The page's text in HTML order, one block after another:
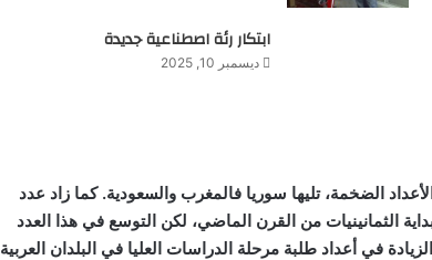
ابتكار رئة اصطناعية جديدة
ديسمبر 10, 2025
الضخمة، تليها سوريا فالمغرب والسعودية. كما زاد عدد
مقارنة بعددهم في بداية الثمانينيات من القرن الماضي، لكن التوسع في هذا العدد
لأن معدله في الدول المتقدمة وصل إلى 250٪. والزيادة في أعداد طلبة مرحلة الدراسات العليا في البلدان العربية